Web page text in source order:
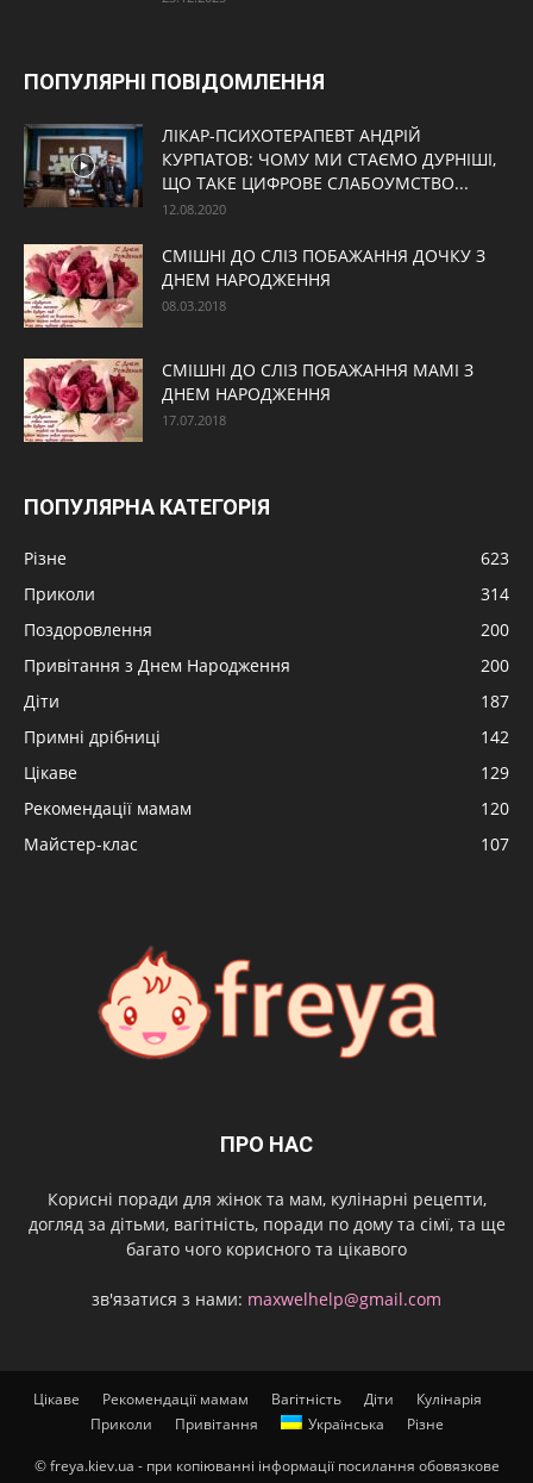
ПОПУЛЯРНІ ПОВІДОМЛЕННЯ
ЛІКАР-ПСИХОТЕРАПЕВТ АНДРІЙ
КУРПАТОВ: ЧОМУ МИ СТАЄМО ДУРНІШІ,
ЩО ТАКЕ ЦИФРОВЕ СЛАБОУМСТВО...
12.08.2020
СМІШНІ ДО СЛІЗ ПОБАЖАННЯ ДОЧКУ З
ДНЕМ НАРОДЖЕННЯ
08.03.2018
СМІШНІ ДО СЛІЗ ПОБАЖАННЯ МАМІ З
ДНЕМ НАРОДЖЕННЯ
17.07.2018
ПОПУЛЯРНА КАТЕГОРІЯ
Різне
623
Приколи
314
Поздоровлення
200
Привітання з Днем Народження
200
Діти
187
Примні дрібниці
142
Цікаве
129
Рекомендації мамам
120
Майстер-клас
107
ПРО НАС
Корисні поради для жінок та мам, кулінарні рецепти,
догляд за дітьми, вагітність, поради по дому та сімї, та ще
багато чого корисного та цікавого
зв'язатися з нами: maxwelhelp@gmail.com
Цікаве Рекомендації мамам Вагітність Діти
Кулінарія
Приколи
Привітання Українська Різне
© freya.kiev.ua - при копіюванні інформації посилання обовязкове